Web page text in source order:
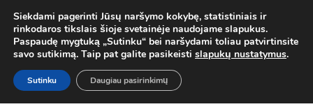
MOB. TEL. +37067579127 ARBA EL. P. MOKYMAI@BKA.LT
Siekdami pagerinti Jūsų naršymo kokybę, statistiniais ir
rinkodaros tikslais šioje svetainėje naudojame slapukus.
Paspaudę mygtuką „Sutinku“ bei naršydami toliau patvirtinsite
savo sutikimą. Taip pat galite pasikeisti slapukų nustatymus.
Sutinku Daugiau pasirinkimų